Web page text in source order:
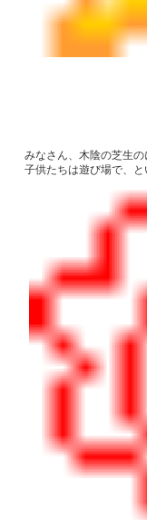
みなさん、木陰の芝生の
子供たちは遊び場で、